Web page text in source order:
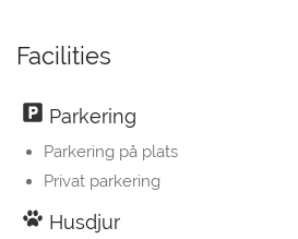
Facilities
Parkering
Parkering på plats
Privat parkering
Husdjur